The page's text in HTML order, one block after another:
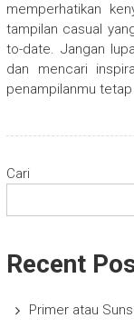
memperhatikan
tampilan casual
to-date. Jangan
dan mencari
penampilanmu
Cari
Recent
Primer atau